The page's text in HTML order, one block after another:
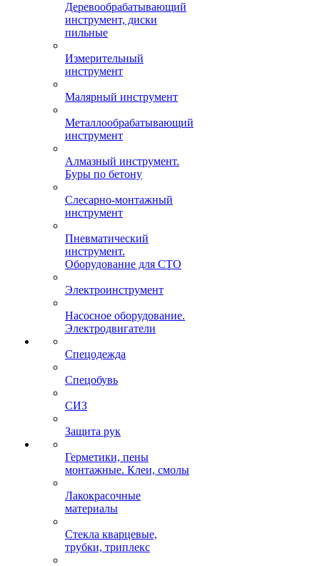
Деревообрабатывающий
инструмент, диски
пильные
Измерительный
инструмент
Малярный инструмент
Металлообрабатывающий
инструмент
Алмазный инструмент.
Буры по бетону
Слесарно-монтажный
инструмент
Пневматический
инструмент.
Оборудование для СТО
Электроинструмент
Насосное оборудование.
Электродвигатели
Спецодежда
Спецобувь
СИЗ
Защита рук
Герметики, пены
монтажные. Клеи, смолы
Лакокрасочные
материалы
Стекла кварцевые,
трубки, триплекс